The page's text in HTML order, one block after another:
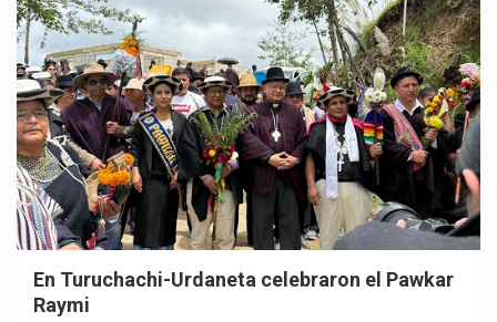
En Turuchachi-Urdaneta celebraron el Pawkar
Raymi